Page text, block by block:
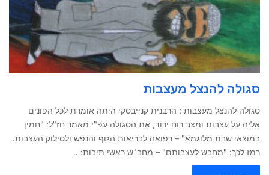
סגולה להנצל מעצבות
סגולה להנצל מעצבות : הרבנית קנייבסקי היתה אומרת לכל הפונים
אליה על עצבות ומצב רוח ירוד, את הסגולה עפ"י מאמר חז"ל: "חמין
במוצאי שבת מלוגמא" – רפואה לבריאות הגוף והנפש ולסילוק העצבות.
רמז לכך: "מחבש לעצבותם" – מחב"ש ראשי תיבות:…